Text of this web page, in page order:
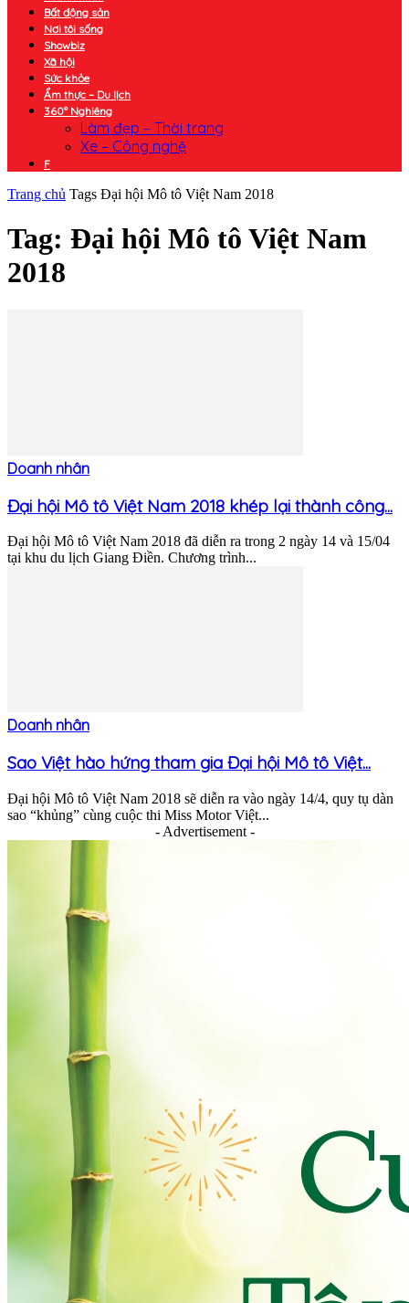
Bất động sản
Nơi tôi sống
Showbiz
Xã hội
Sức khỏe
Ẩm thực – Du lịch
360° Nghiêng
Làm đẹp – Thời trang
Xe – Công nghệ
F
Trang chủ Tags Đại hội Mô tô Việt Nam 2018
Tag: Đại hội Mô tô Việt Nam
2018
Doanh nhân
Đại hội Mô tô Việt Nam 2018 khép lại thành công...
Đại hội Mô tô Việt Nam 2018 đã diễn ra trong 2 ngày 14 và 15/04
tại khu du lịch Giang Điền. Chương trình...
Doanh nhân
Sao Việt hào hứng tham gia Đại hội Mô tô Việt...
Đại hội Mô tô Việt Nam 2018 sẽ diễn ra vào ngày 14/4, quy tụ dàn
sao “khủng” cùng cuộc thi Miss Motor Việt...
- Advertisement -